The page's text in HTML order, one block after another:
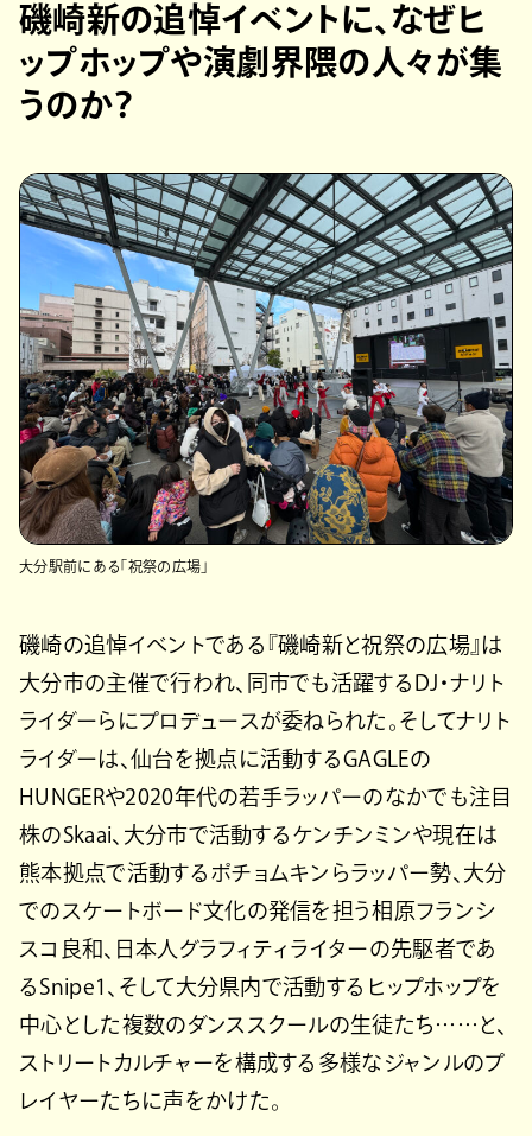
磯崎新の追悼イベントに、なぜヒ
ップホップや演劇界隈の人々が集
うのか？
大分駅前にある「祝祭の広場」
磯崎の追悼イベントである『磯崎新と祝祭の広場』は
大分市の主催で行われ、同市でも活躍するDJ・ナリト
ライダーらにプロデュースが委ねられた。そしてナリト
ライダーは、仙台を拠点に活動するGAGLEの
HUNGERや2020年代の若手ラッパーのなかでも注目
株のSkaai、大分市で活動するケンチンミンや現在は
熊本拠点で活動するポチョムキンらラッパー勢、大分
でのスケートボード文化の発信を担う相原フランシ
スコ良和、日本人グラフィティライターの先駆者であ
るSnipe1、そして大分県内で活動するヒップホップを
中心とした複数のダンススクールの生徒たち……と、
ストリートカルチャーを構成する多様なジャンルのプ
レイヤーたちに声をかけた。